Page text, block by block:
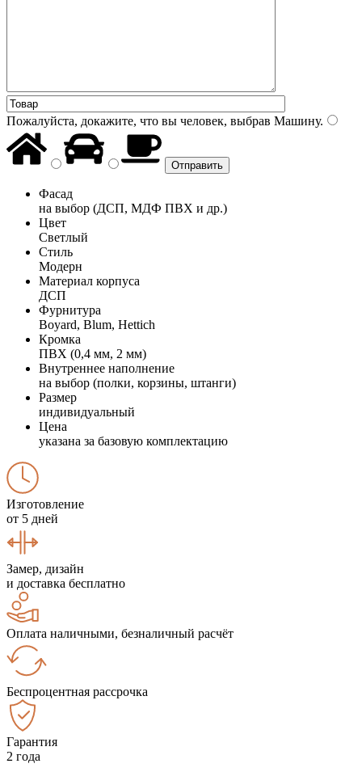
Пожалуйста, докажите, что вы человек, выбрав Машину.
Фасад
на выбор (ДСП, МДФ ПВХ и др.)
Цвет
Светлый
Стиль
Модерн
Материал корпуса
ДСП
Фурнитура
Boyard, Blum, Hettich
Кромка
ПВХ (0,4 мм, 2 мм)
Внутреннее наполнение
на выбор (полки, корзины, штанги)
Размер
индивидуальный
Цена
указана за базовую комплектацию
Изготовление
от 5 дней
Замер, дизайн
и доставка бесплатно
Оплата наличными, безналичный расчёт
Беспроцентная рассрочка
Гарантия
2 года